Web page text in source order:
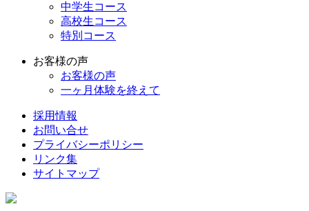
中学生コース
高校生コース
特別コース
お客様の声
お客様の声
一ヶ月体験を終えて
採用情報
お問い合せ
プライバシーポリシー
リンク集
サイトマップ